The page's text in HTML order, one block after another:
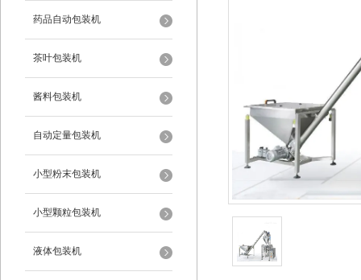
药品自动包装机
茶叶包装机
酱料包装机
自动定量包装机
小型粉末包装机
小型颗粒包装机
液体包装机